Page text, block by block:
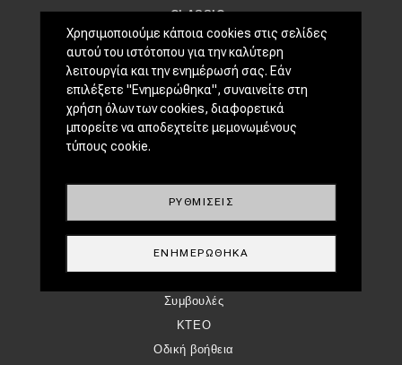
CLASSIC
Παρουσιάσεις
DRIVE AWAY
Οδηγός αγοράς
ΧΡΗΣΤΙΚΆ
Συμβουλές
ΚΤΕΟ
Οδική βοήθεια
Χρησιμοποιούμε κάποια cookies στις σελίδες
αυτού του ιστότοπου για την καλύτερη
λειτουργία και την ενημέρωσή σας. Εάν
επιλέξετε "Ενημερώθηκα", συναινείτε στη
χρήση όλων των cookies, διαφορετικά
μπορείτε να αποδεχτείτε μεμονωμένους
τύπους cookie.
ΡΥΘΜΊΣΕΙΣ
ΕΝΗΜΕΡΏΘΗΚΑ